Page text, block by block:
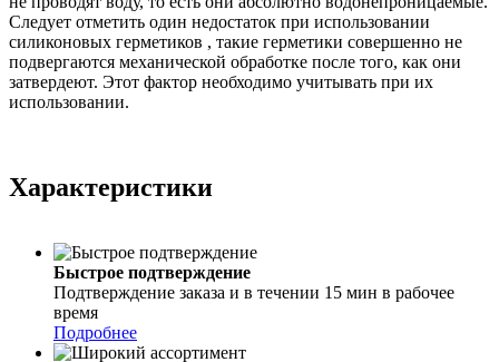
Следует отметить один недостаток при использовании
силиконовых герметиков , такие герметики совершенно не
подвергаются механической обработке после того, как они
затвердеют. Этот фактор необходимо учитывать при их
использовании.
Характеристики
Быстрое подтверждение
Подтверждение заказа и в течении 15 мин в рабочее
время
Подробнее